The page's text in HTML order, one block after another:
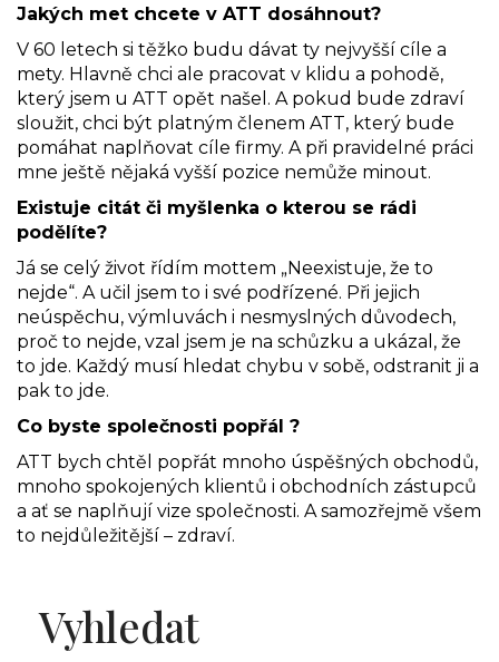
Jakých met chcete v ATT dosáhnout?
V 60 letech si těžko budu dávat ty nejvyšší cíle a
mety. Hlavně chci ale pracovat v klidu a pohodě,
který jsem u ATT opět našel. A pokud bude zdraví
sloužit, chci být platným členem ATT, který bude
pomáhat naplňovat cíle firmy. A při pravidelné práci
mne ještě nějaká vyšší pozice nemůže minout.
Existuje citát či myšlenka o kterou se rádi
podělíte?
Já se celý život řídím mottem „Neexistuje, že to
nejde“. A učil jsem to i své podřízené. Při jejich
neúspěchu, výmluvách i nesmyslných důvodech,
proč to nejde, vzal jsem je na schůzku a ukázal, že
to jde. Každý musí hledat chybu v sobě, odstranit ji a
pak to jde.
Co byste společnosti popřál ?
ATT bych chtěl popřát mnoho úspěšných obchodů,
mnoho spokojených klientů i obchodních zástupců
a ať se naplňují vize společnosti. A samozřejmě všem
to nejdůležitější – zdraví.
Vyhledat